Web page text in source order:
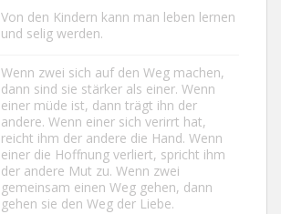
Von den Kindern kann man leben lernen
und selig werden.
Wenn zwei sich auf den Weg machen,
dann sind sie stärker als einer. Wenn
einer müde ist, dann trägt ihn der
andere. Wenn einer sich verirrt hat,
reicht ihm der andere die Hand. Wenn
einer die Hoffnung verliert, spricht ihm
der andere Mut zu. Wenn zwei
gemeinsam einen Weg gehen, dann
gehen sie den Weg der Liebe.